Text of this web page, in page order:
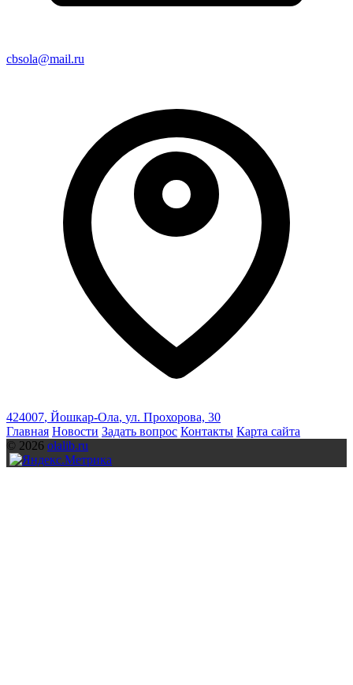
cbsola@mail.ru
424007, Йошкар-Ола, ул. Прохорова, 30
Главная Новости Задать вопрос Контакты Карта сайта
© 2026 olalib.ru